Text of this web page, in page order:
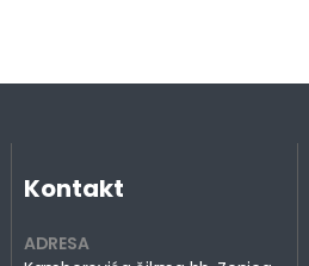
Kontakt
ADRESA